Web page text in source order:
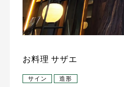
お料理 サザエ
サイン 造形